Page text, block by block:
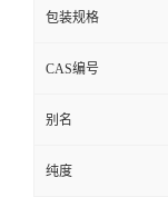
包装规格
CAS编号
别名
纯度